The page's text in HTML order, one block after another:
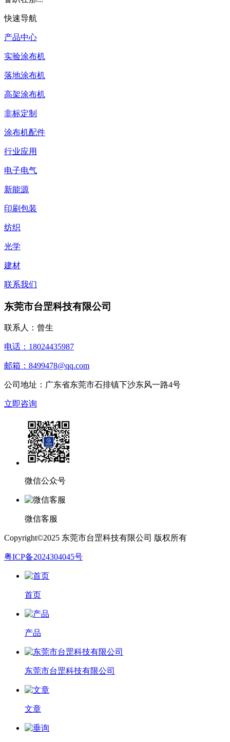
快速导航
产品中心
实验涂布机
落地涂布机
高架涂布机
非标定制
涂布机配件
行业应用
电子电气
新能源
印刷包装
纺织
光学
建材
联系我们
东莞市台罡科技有限公司
联系人：曾生
电话：18024435987
邮箱：8499478@qq.com
公司地址：广东省东莞市石排镇下沙东风一路4号
立即咨询
微信公众号
微信客服
Copyright©2025 东莞市台罡科技有限公司 版权所有
粤ICP备2024304045号
首页
产品
东莞市台罡科技有限公司
文章